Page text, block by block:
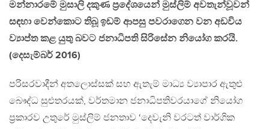
මන්නාරමේ මුසාලි දකුණ ප්‍රදේශයෙන් මුස්ලිම් අවතැන්වූවන්
සඳහා වෙන්කොට තිබූ ඉඩම් ආපසු පවරාගෙන වන අඩවිය
ව්‍යාප්ත කළ යුතු බවට ජනාධිපති සිරිසේන නියෝග කරයි.
(දෙසැම්බර් 2016)
පරිසරවාදීන් අතලොස්සක් සහ ඇතැම් මාධ්‍ය ව්‍යාපාර ඇතුළු
බෞද්ධ සුළුතරයක්, වර්තමාන ජනාධිපතිවරයාගේ නියෝග
ප්‍රකාරව උතුරේ මුස්ලිම් ජනතාව ‘දෙවැනි වරටත් වාර්ගික